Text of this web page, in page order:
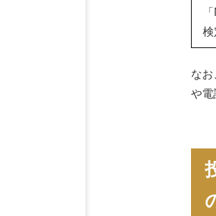
検
な
や電